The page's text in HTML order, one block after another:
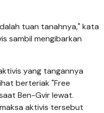
tuan tanahnya," kata
sambil mengibarkan
yang tangannya
berteriak "Free
Ben-Gvir lewat.
aktivis tersebut